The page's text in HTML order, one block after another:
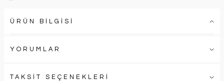
ÜRÜN BİLGİSİ
YORUMLAR
TAKSİT SEÇENEKLERİ